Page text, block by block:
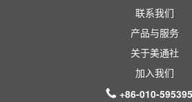
开普勒解决方案支持 最长 2000
操。结合强负载与长续航能力，
赴现场，即可远程指导偏远工厂
大型设备检修等复杂作业。
联系我们
产品与服务
关于美通社
加入我们
+86-010-